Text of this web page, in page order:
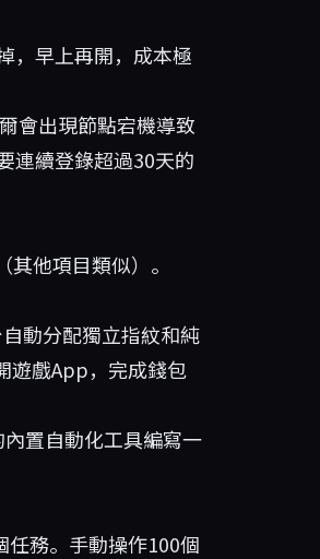
，早上再開，成本極
會出現節點宕機導致
連續登錄超過30天的
他項目類似）。
動分配獨立指紋和純
遊戲App，完成錢包
置自動化工具編寫一
務。手動操作100個